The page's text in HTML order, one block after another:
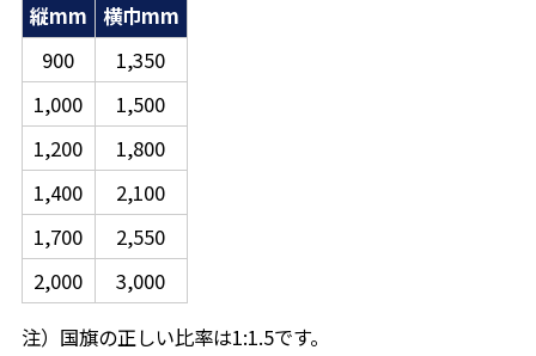
縦mm 横巾mm
900
1,350
1,000
1,500
1,200
1,800
1,400
2,100
1,700
2,550
2,000
3,000
注）国旗の正しい比率は1:1.5です。